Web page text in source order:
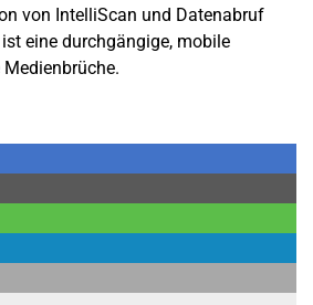
von IntelliScan und Datenabruf
eine durchgängige, mobile